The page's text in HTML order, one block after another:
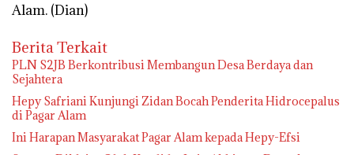
Alam. (Dian)
Berita Terkait
PLN S2JB Berkontribusi Membangun Desa Berdaya dan
Sejahtera
Hepy Safriani Kunjungi Zidan Bocah Penderita Hidrocepalus
di Pagar Alam
Ini Harapan Masyarakat Pagar Alam kepada Hepy-Efsi